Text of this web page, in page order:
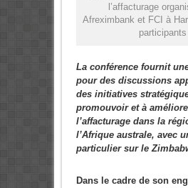
l’affacturage
Afreximbank et FCI à
participants
La conférence fournit
pour des discussions
des initiatives
promouvoir et à
l’affacturage dans la
l’Afrique australe, avec
particulier sur le
Dans le cadre de son